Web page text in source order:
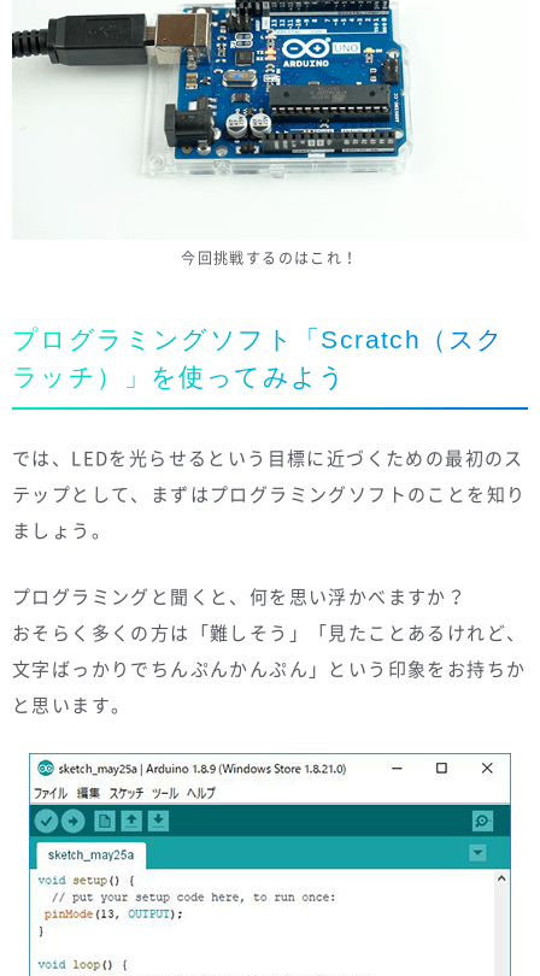
今回挑戦するのはこれ！
プログラミングソフト「Scratch（スク
ラッチ）」を使ってみよう
では、LEDを光らせるという目標に近づくための最初のス
テップとして、まずはプログラミングソフトのことを知り
ましょう。
プログラミングと聞くと、何を思い浮かべますか？
おそらく多くの方は「難しそう」「見たことあるけれど、
文字ばっかりでちんぷんかんぷん」という印象をお持ちか
と思います。